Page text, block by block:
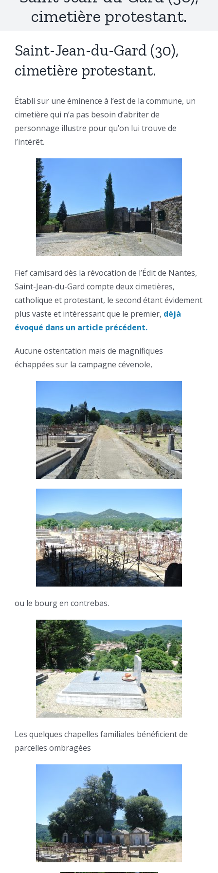
cimetière protestant.
Saint-Jean-du-Gard (30),
cimetière protestant.
Établi sur une éminence à l’est de la commune, un
cimetière qui n’a pas besoin d’abriter de
personnage illustre pour qu’on lui trouve de
l’intérêt.
Fief camisard dès la révocation de l’Édit de Nantes,
Saint-Jean-du-Gard compte deux cimetières,
catholique et protestant, le second étant évidement
plus vaste et intéressant que le premier, déjà
évoqué dans un article précédent.
Aucune ostentation mais de magnifiques
échappées sur la campagne cévenole,
ou le bourg en contrebas.
Les quelques chapelles familiales bénéficient de
parcelles ombragées